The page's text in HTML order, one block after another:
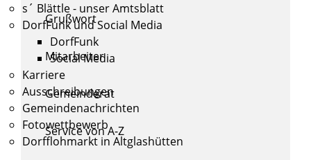
s´ Blättle - unser Amtsblatt
DorfFunk und Social Media
DorfFunk
Social Media
Karriere
Ausschreibungen
Gemeindenachrichten
Fotowettbewerb
Dorfflohmarkt in Altglashütten
Grußwort
Mitarbeiter
Gemeinderat
Service von A-Z